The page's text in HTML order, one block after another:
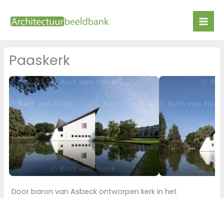
naar
Paaskerk
Door baron van Asbeck ontworpen kerk in het